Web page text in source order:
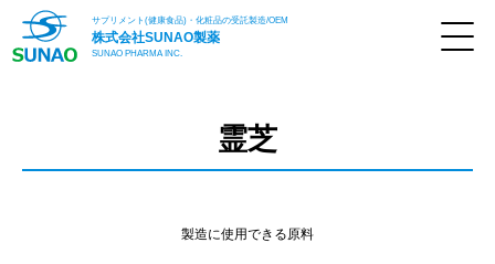
株式会社SUNAO製薬
サプリメント(健康食品)・化粧品の受託製造/OEM
SUNAO PHARMA INC.
霊芝
製造に使用できる原料